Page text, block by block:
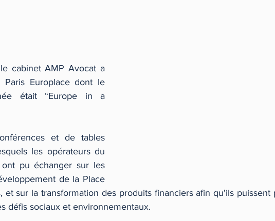
cabinet AMP Avocat a
Europlace dont le
était “Europe in a
et de tables
les opérateurs du
pu échanger sur les
de la Place
et sur la transformation des produits financiers afin qu'ils puissent
défis sociaux et environnementaux.